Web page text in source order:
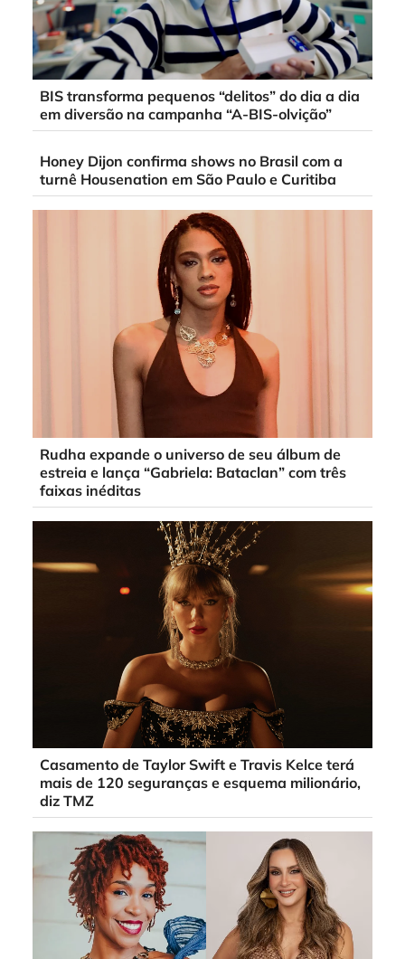
BIS transforma pequenos “delitos” do dia a dia
em diversão na campanha “A-BIS-olvição”
Honey Dijon confirma shows no Brasil com a
turnê Housenation em São Paulo e Curitiba
Rudha expande o universo de seu álbum de
estreia e lança “Gabriela: Bataclan” com três
faixas inéditas
Casamento de Taylor Swift e Travis Kelce terá
mais de 120 seguranças e esquema milionário,
diz TMZ